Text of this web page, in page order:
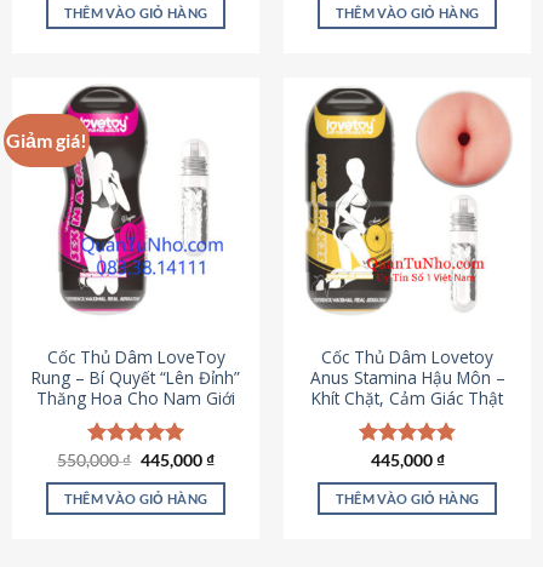
là:
2,200,000 ₫.
THÊM VÀO GIỎ HÀNG THÊM VÀO GIỎ HÀNG
Giảm giá!
Cốc Thủ Dâm LoveToy
Rung – Bí Quyết “Lên Đỉnh”
Thăng Hoa Cho Nam Giới
Được xếp
hạng5.00
5 sao
550,000₫ Giá
là:
550,000 ₫.
445,000₫Giá
tại
THÊM VÀO GIỎ HÀNG
Cốc Thủ Dâm Lovetoy
Anus Stamina Hậu Môn –
Khít Chặt, Cảm Giác Thật
Được xếp
hạng4.84
5 sao
445,000₫
THÊM VÀO GIỎ HÀNG